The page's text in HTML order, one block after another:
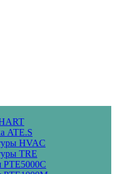
ATE.S
HVAC
ТRE
PTE5000C